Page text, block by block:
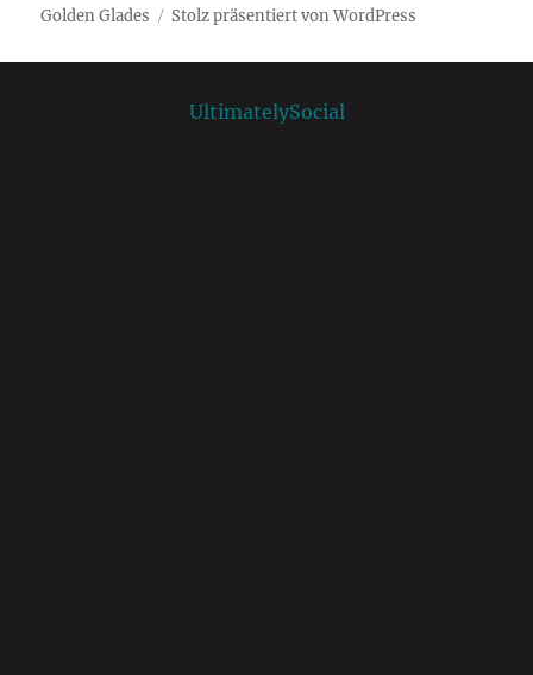
Golden Glades Stolz präsentiert von WordPress
UltimatelySocial